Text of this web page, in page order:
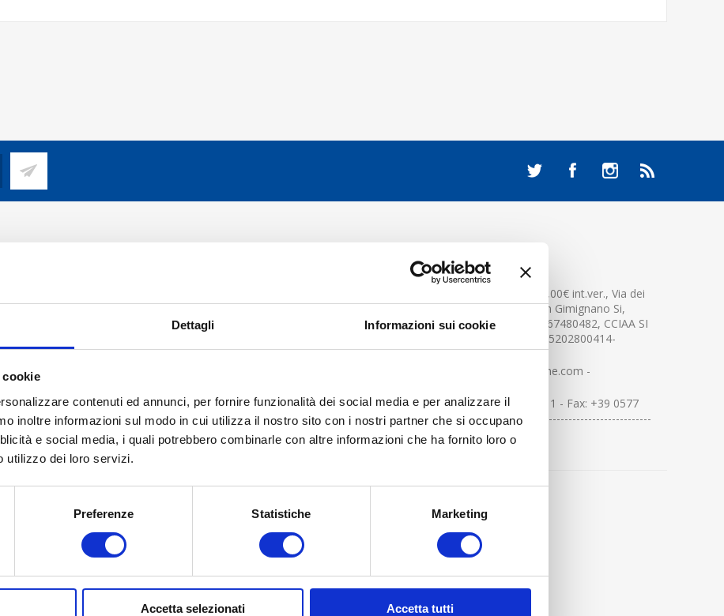
Dettagli Informazioni sui cookie
contenuti ed annunci, per fornire funzionalità dei social media e per analizzare il
inoltre informazioni sul modo in cui utilizza il nostro sito con i nostri partner che si occupano
e social media, i quali potrebbero combinarle con altre informazioni che ha fornito loro o
utilizzo dei loro servizi.
Preferenze Statistiche Marketing
Accetta selezionati Accetta tutti
Indirizzi
Confronta i prodotti
Cap.soc. 2.500.000,00€ int.ver., Via dei
platani n. 15, 53037 San Gimignano Si,
Part.IVA e Cod.Fisc.04367480482, CCIAA SI
n.94391 , MOCA=IT0905202800414-
info@centerglassline.com -
Tel: +39 0577 94411 - Fax: +39 0577
944156-161-162 ----------------------------------
Copyright © 2026 Centerglassline. Tutti i diritti riservati